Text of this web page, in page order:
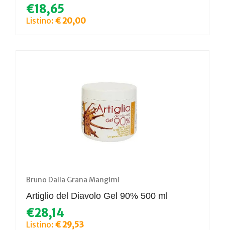
€18,65
Listino: € 20,00
Bruno Dalla Grana Mangimi
Artiglio del Diavolo Gel 90% 500 ml
€28,14
Listino: € 29,53